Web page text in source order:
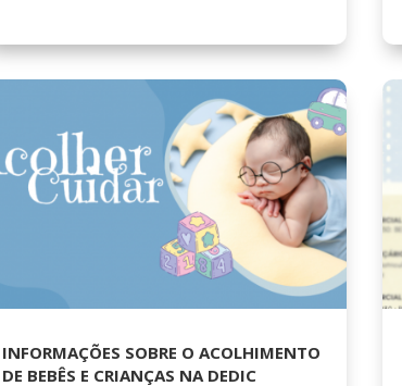
INFORMAÇÕES SOBRE O ACOLHIMENTO
DE BEBÊS E CRIANÇAS NA DEDIC